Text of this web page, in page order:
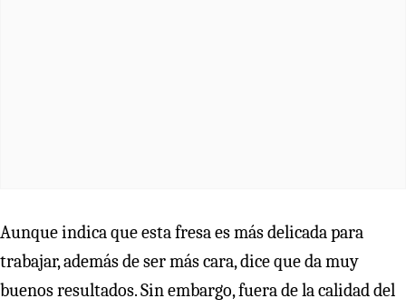
Aunque indica que esta fresa es más delicada para
trabajar, además de ser más cara, dice que da muy
buenos resultados. Sin embargo, fuera de la calidad del